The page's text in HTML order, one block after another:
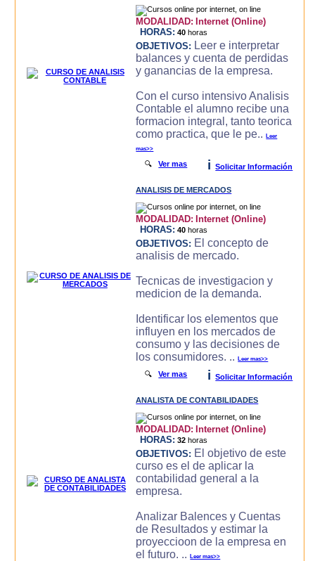
MODALIDAD: Internet (Online)
HORAS: 40 horas
OBJETIVOS: Leer e interpretar
balances y cuenta de perdidas
y ganancias de la empresa.
Con el curso intensivo Analisis
Contable el alumno recibe una
formacion integral, tanto teorica
como practica, que le pe..Leer
mas>>
🔍Ver mas i Solicitar Información
ANALISIS DE MERCADOS
MODALIDAD: Internet (Online)
HORAS: 40 horas
OBJETIVOS: El concepto de
analisis de mercado.
Tecnicas de investigacion y
medicion de la demanda.
Identificar los elementos que
influyen en los mercados de
consumo y las decisiones de
los consumidores. ..Leer mas>>
🔍Ver mas i Solicitar Información
ANALISTA DE CONTABILIDADES
MODALIDAD: Internet (Online)
HORAS: 32 horas
OBJETIVOS: El objetivo de este
curso es el de aplicar la
contabilidad general a la
empresa.
Analizar Balences y Cuentas
de Resultados y estimar la
proyeccioon de la empresa en
el futuro. ..Leer mas>>